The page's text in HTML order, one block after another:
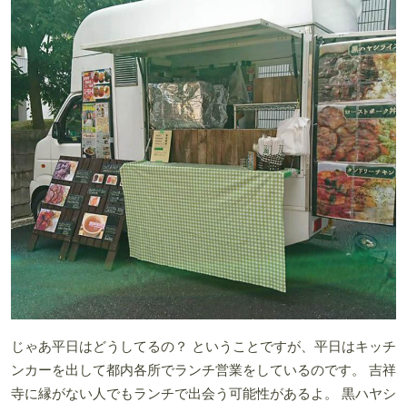
じゃあ平日はどうしてるの？ ということですが、平日はキッチ
ンカーを出して都内各所でランチ営業をしているのです。 吉祥
寺に縁がない人でもランチで出会う可能性があるよ。 黒ハヤシ